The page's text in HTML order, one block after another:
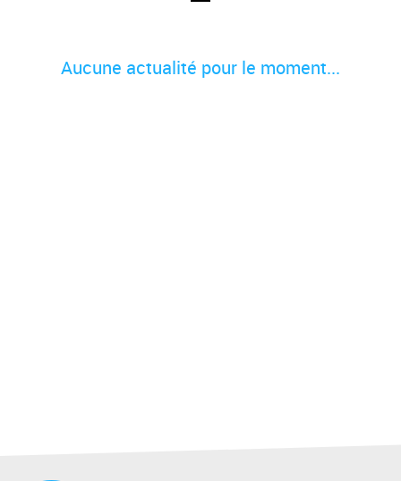
Aucune actualité pour le moment...